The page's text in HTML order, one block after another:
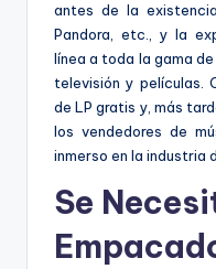
antes de la
Pandora, etc., y la
línea a toda la gama
televisión y películas.
de LP gratis y, más
los vendedores de
inmerso en la industria
Se